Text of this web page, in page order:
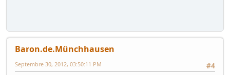
Baron.de.Münchhausen
#4
Septembre 30, 2012, 03:50:11 PM